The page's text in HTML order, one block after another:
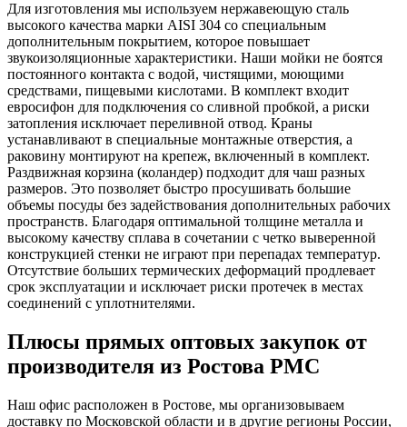
Для изготовления мы используем нержавеющую сталь
высокого качества марки AISI 304 со специальным
дополнительным покрытием, которое повышает
звукоизоляционные характеристики. Наши мойки не боятся
постоянного контакта с водой, чистящими, моющими
средствами, пищевыми кислотами. В комплект входит
евросифон для подключения со сливной пробкой, а риски
затопления исключает переливной отвод. Краны
устанавливают в специальные монтажные отверстия, а
раковину монтируют на крепеж, включенный в комплект.
Раздвижная корзина (коландер) подходит для чаш разных
размеров. Это позволяет быстро просушивать большие
объемы посуды без задействования дополнительных рабочих
пространств. Благодаря оптимальной толщине металла и
высокому качеству сплава в сочетании с четко выверенной
конструкцией стенки не играют при перепадах температур.
Отсутствие больших термических деформаций продлевает
срок эксплуатации и исключает риски протечек в местах
соединений с уплотнителями.
Плюсы прямых оптовых закупок от
производителя из Ростова РМС
Наш офис расположен в Ростове, мы организовываем
доставку по Московской области и в другие регионы России,